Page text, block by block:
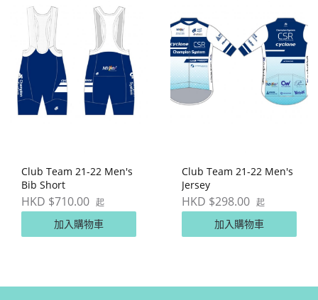
Club Team 21-22 Men's
Bib Short
HKD $710.00 起
加入購物車
Club Team 21-22 Men's
Jersey
HKD $298.00 起
加入購物車